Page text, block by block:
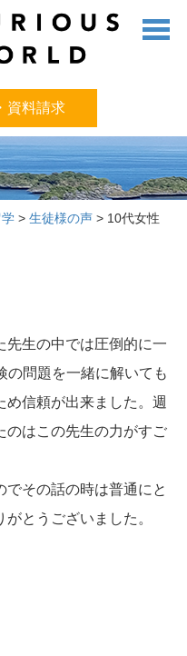
資料請求
> 生徒様の声> 10代女性
先生の中では圧倒的に一
の問題を一緒に解いても
め信頼が出来ました。週
のはこの先生の力がすご
その話の時は普通にと
とうございました。